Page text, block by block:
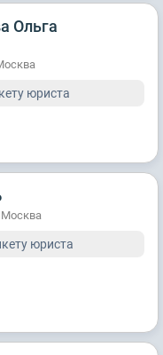
Ольга
юриста
Москва
юриста